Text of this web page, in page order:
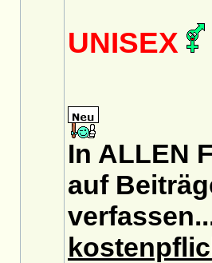
UNISEX
In ALLEN
auf